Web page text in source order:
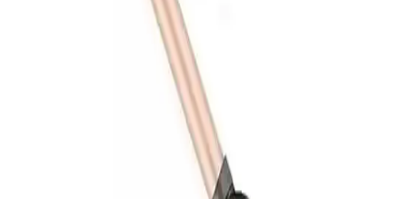
Shibowavy Otomatik Saç Maşası Hakkında Bilgi
Eksikliği ve Teknik Detayların Önemi
Shibowavy otomatik saç maşası hakkında teknik detay ve kullanıcı
deneyimi eksikliği, ürünün pazarda sınırlı görünürlüğüne neden
oluyor. Bilinçli seçim için detaylı bilgi ve geri bildirimler kritik önem
2025'te Shibowavy Jolvena Wag ile Doğal Dalga